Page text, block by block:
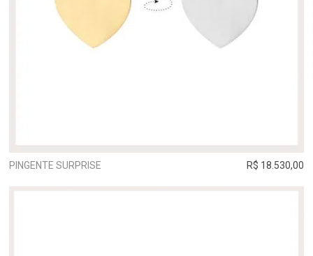
PINGENTE SURPRISE R$ 18.530,00